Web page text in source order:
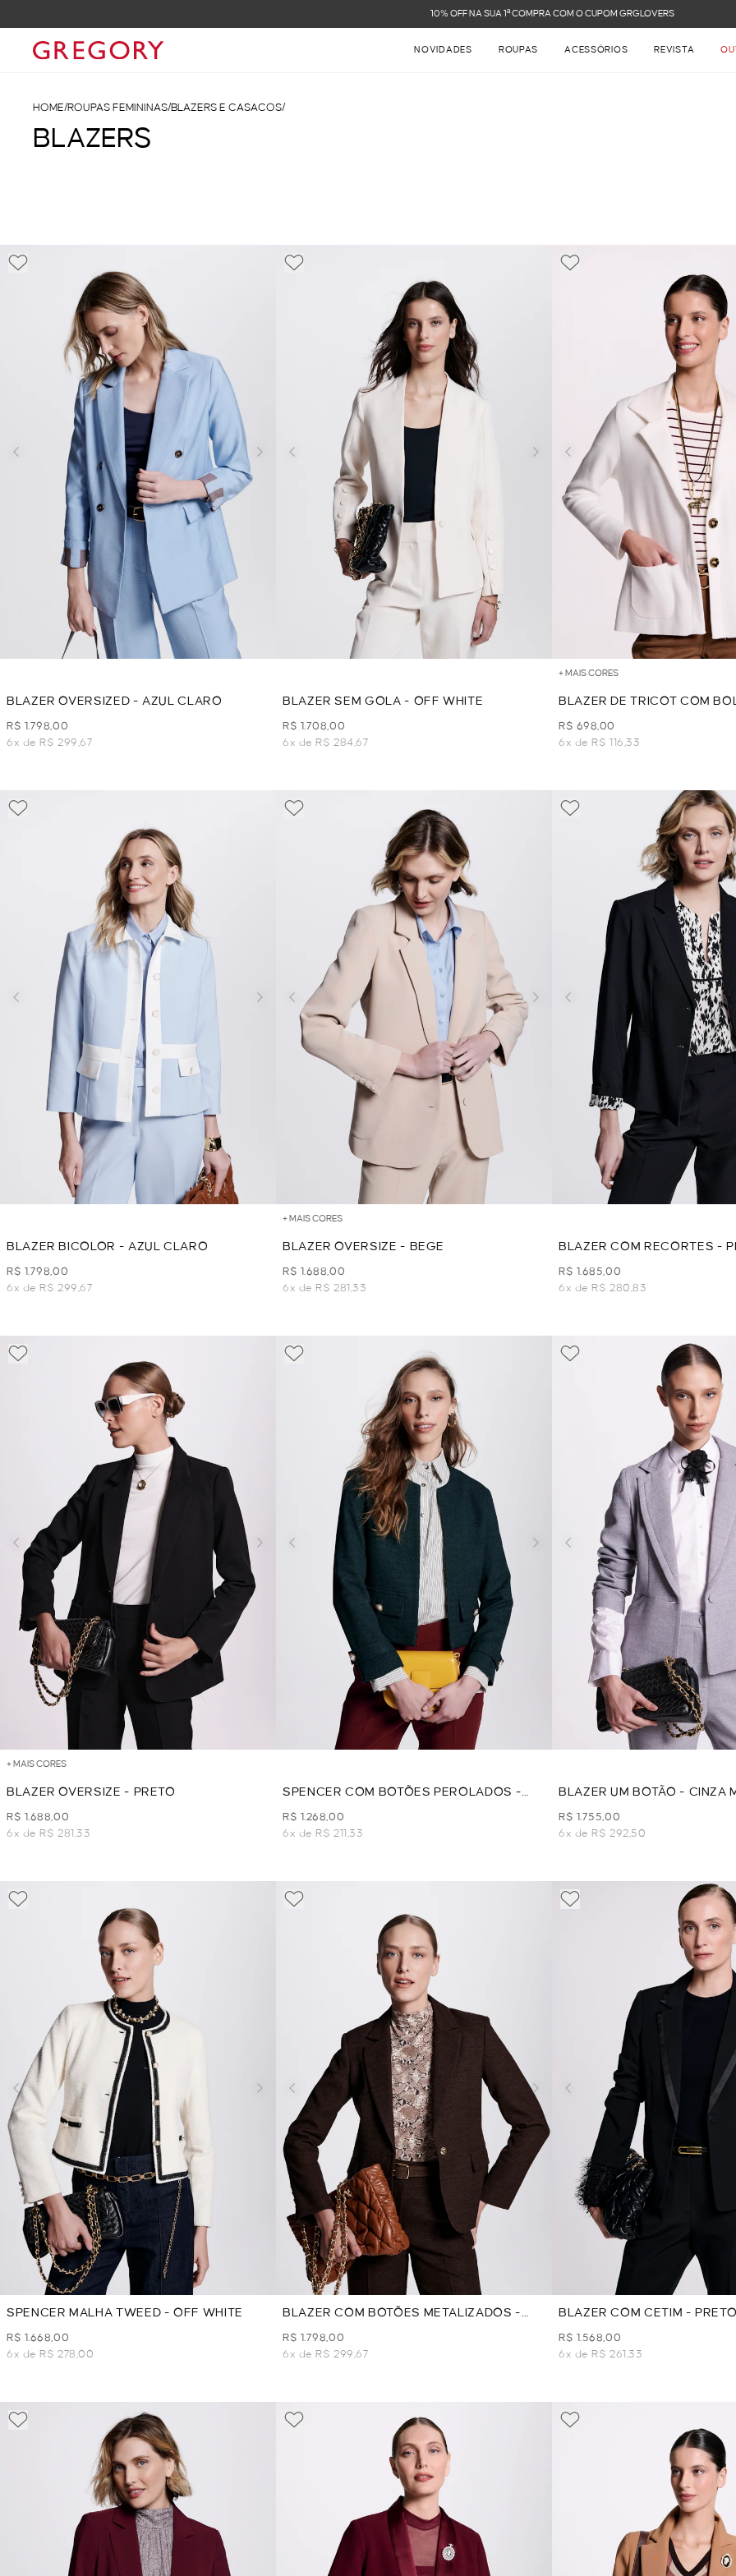
FRETE GRÁTIS NAS COMPRAS ACIMA DE R$ 899
NOVIDADES ROUPAS ACESSÓRIOS REVISTA
HOME/ROUPAS FEMININAS/BLAZERS E CASACOS/
BLAZERS
BLAZER OVERSIZED - AZUL CLARO
R$ 1.798,00
6x de R$ 299,67
BLAZER SEM GOLA - OFF WHITE
R$ 1.708,00
6x de R$ 284,67
+ MAIS CORES
BLAZER DE TRICOT COM
WHITE
R$ 698,00
6x de R$ 116,33
BLAZER BICOLOR - AZUL CLARO
R$ 1.798,00
6x de R$ 299,67
+ MAIS CORES
BLAZER OVERSIZE - BEGE
R$ 1.688,00
6x de R$ 281,33
BLAZER COM RECORTES -
R$ 1.685,00
6x de R$ 280,83
+ MAIS CORES
BLAZER OVERSIZE - PRETO
R$ 1.688,00
6x de R$ 281,33
SPENCER COM BOTÕES PEROLADOS -
VERDE
R$ 1.268,00
6x de R$ 211,33
BLAZER UM BOTÃO - CINZA
R$ 1.755,00
6x de R$ 292,50
SPENCER MALHA TWEED - OFF WHITE
R$ 1.668,00
6x de R$ 278,00
BLAZER COM BOTÕES METALIZADOS -
MARROM
R$ 1.798,00
6x de R$ 299,67
BLAZER COM CETIM - PRETO
R$ 1.568,00
6x de R$ 261,33